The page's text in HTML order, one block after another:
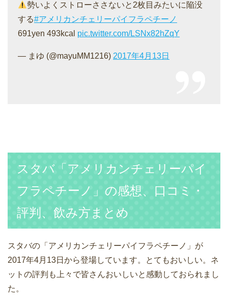
勢いよくストローささないと2枚目みたいに陥没
する#アメリカンチェリーパイフラペチーノ
691yen 493kcal pic.twitter.com/LSNx82hZqY
— まゆ (@mayuMM1216) 2017年4月13日
スタバ「アメリカンチェリーパイ
フラペチーノ」の感想、口コミ・
評判、飲み方まとめ
スタバの「アメリカンチェリーパイフラペチーノ」が
2017年4月13日から登場しています。とてもおいしい。ネ
ットの評判も上々で皆さんおいしいと感動しておられまし
た。